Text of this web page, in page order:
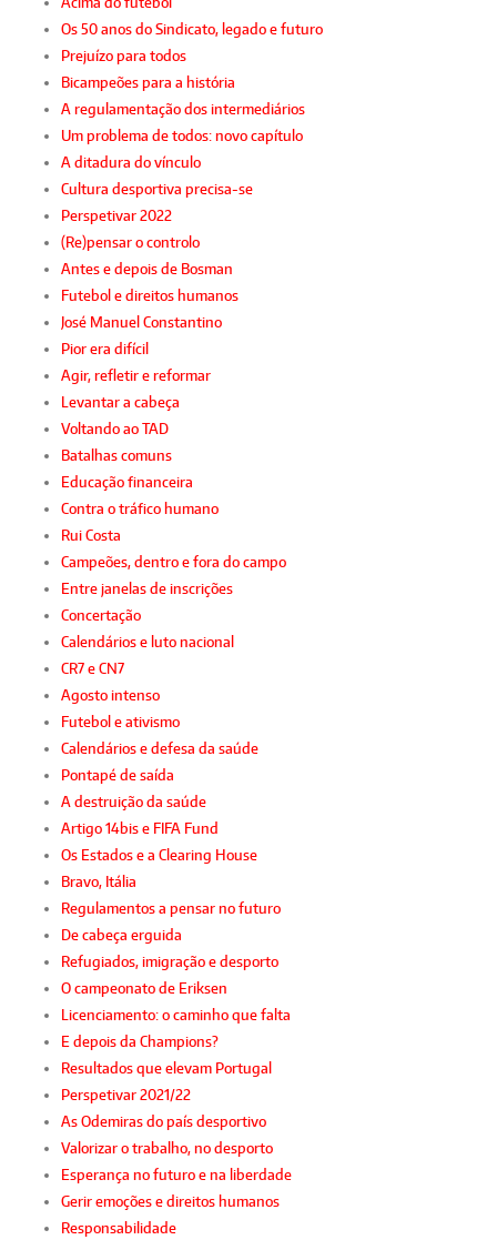
Os 50 anos do Sindicato, legado e futuro
Prejuízo para todos
Bicampeões para a história
A regulamentação dos intermediários
Um problema de todos: novo capítulo
A ditadura do vínculo
Cultura desportiva precisa-se
Perspetivar 2022
(Re)pensar o controlo
Antes e depois de Bosman
Futebol e direitos humanos
José Manuel Constantino
Pior era difícil
Agir, refletir e reformar
Levantar a cabeça
Voltando ao TAD
Batalhas comuns
Educação financeira
Contra o tráfico humano
Rui Costa
Campeões, dentro e fora do campo
Entre janelas de inscrições
Concertação
Calendários e luto nacional
CR7 e CN7
Agosto intenso
Futebol e ativismo
Calendários e defesa da saúde
Pontapé de saída
A destruição da saúde
Artigo 14bis e FIFA Fund
Os Estados e a Clearing House
Bravo, Itália
Regulamentos a pensar no futuro
De cabeça erguida
Refugiados, imigração e desporto
O campeonato de Eriksen
Licenciamento: o caminho que falta
E depois da Champions?
Resultados que elevam Portugal
Perspetivar 2021/22
As Odemiras do país desportivo
Valorizar o trabalho, no desporto
Esperança no futuro e na liberdade
Gerir emoções e direitos humanos
Responsabilidade